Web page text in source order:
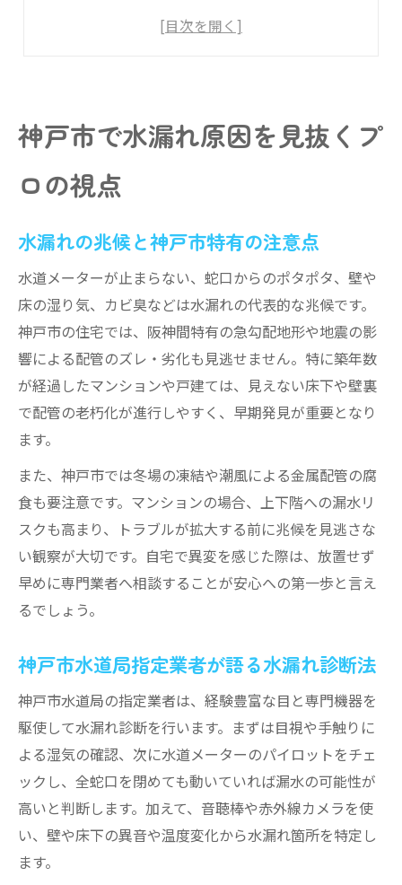
悪質業者を避ける水漏れ原因特定のコツ
水漏れ調査で使われる最新技術とは
音響調査やサーモカメラで水漏れを特定
水道局修繕受付センター活用のすすめ
水漏れ箇所発見に役立つプロの視点
配管トラブルを防ぐ神戸市の最新対策
配管の老朽化による水漏れリスク軽減法
水漏れを防ぐための定期点検の重要性
水道局指定業者による予防対策の実例
水漏れ修理と配管メンテナンスの関係性
水道局を通じた安心な水漏れ相談の進め方
水道局窓口での水漏れ相談の流れ
水漏れ減免申請の手続きとポイント
神戸市水道局指定業者の選び方解説
水漏れ調査費用の相場と料金明細を徹底解説
水漏れ調査の費用相場と内訳を詳しく解説
マンションと戸建ての水漏れ調査費の違い
水漏れ修理費用の見積もりポイントとは
神戸市水道修繕受付センターの料金特徴
悪質な高額請求を避けるための注意点
神戸市内で信頼できる水漏れ対応の選び方
神戸市で水漏れ原因を見抜くプ
ロの視点
水漏れの兆候と神戸市特有の注意点
水道メーターが止まらない、蛇口からのポタポタ、壁や
床の湿り気、カビ臭などは水漏れの代表的な兆候です。
神戸市の住宅では、阪神間特有の急勾配地形や地震の影
響による配管のズレ・劣化も見逃せません。特に築年数
が経過したマンションや戸建ては、見えない床下や壁裏
で配管の老朽化が進行しやすく、早期発見が重要となり
ます。
また、神戸市では冬場の凍結や潮風による金属配管の腐
食も要注意です。マンションの場合、上下階への漏水リ
スクも高まり、トラブルが拡大する前に兆候を見逃さな
い観察が大切です。自宅で異変を感じた際は、放置せず
早めに専門業者へ相談することが安心への第一歩と言え
るでしょう。
神戸市水道局指定業者が語る水漏れ診断法
神戸市水道局の指定業者は、経験豊富な目と専門機器を
駆使して水漏れ診断を行います。まずは目視や手触りに
よる湿気の確認、次に水道メーターのパイロットをチェ
ックし、全蛇口を閉めても動いていれば漏水の可能性が
高いと判断します。加えて、音聴棒や赤外線カメラを使
い、壁や床下の異音や温度変化から水漏れ箇所を特定し
ます。